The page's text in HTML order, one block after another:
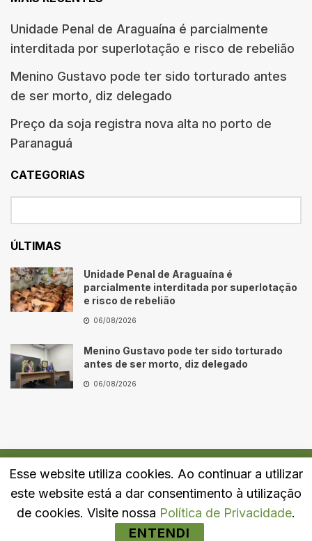
Unidade Penal de Araguaína é parcialmente
interditada por superlotação e risco de rebelião
Menino Gustavo pode ter sido torturado antes
de ser morto, diz delegado
Preço da soja registra nova alta no porto de
Paranaguá
CATEGORIAS
ÚLTIMAS
Unidade Penal de Araguaína é
parcialmente interditada por superlotação
e risco de rebelião
06/08/2026
Menino Gustavo pode ter sido torturado
antes de ser morto, diz delegado
06/08/2026
Quem Somos Fale Conosco Política de Privacidade
Esse website utiliza cookies. Ao continuar a utilizar
este website está a dar consentimento à utilização
de cookies. Visite nossa Política de Privacidade.
ENTENDI